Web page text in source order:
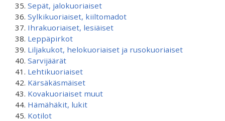
Sepät, jalokuoriaiset
Sylkikuoriaiset, kiiltomadot
Ihrakuoriaiset, lesiäiset
Leppäpirkot
Liljakukot, helokuoriaiset ja rusokuoriaiset
Sarvijäärät
Lehtikuoriaiset
Kärsäkäsmäiset
Kovakuoriaiset muut
Hämähäkit, lukit
Kotilot